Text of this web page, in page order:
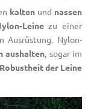
kaltenund nassen
Leinezu einer
Ausrüstung. Nylon-
aushalten, sogar im
Robustheit der Leine